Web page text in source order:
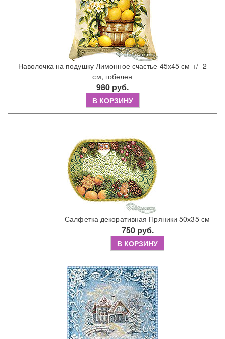
Наволочка на подушку Лимонное счастье 45х45 см +/- 2
см, гобелен
980 руб.
В КОРЗИНУ
Салфетка декоративная Пряники 50х35 см
750 руб.
В КОРЗИНУ